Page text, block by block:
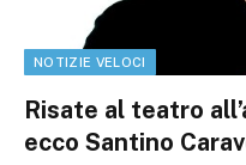
NOTIZIE VELOCI
Risate al teatro
ecco Santino